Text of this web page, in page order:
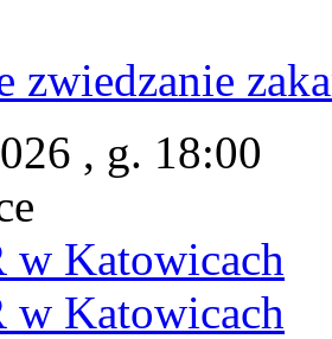
zwiedzanie
, g. 18:00
w Katowicach
w Katowicach